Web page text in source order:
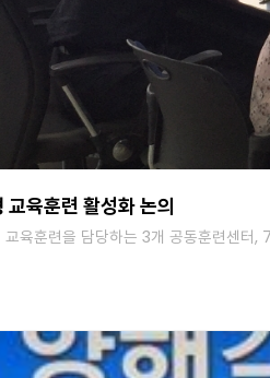
육훈련 활성화 논의
육훈련을 담당하는 3개 공동훈련센터,